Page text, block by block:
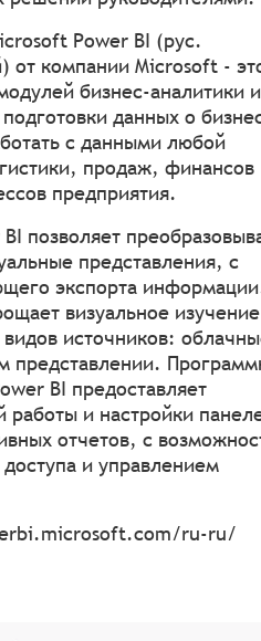
Power BI (рус.
от компании Microsoft -
бизнес-аналитики и
данных о
с данными любой
продаж, финансов
предприятия.
позволяет
представления, с
экспорта
визуальное
источников:
представлении.
BI предоставляет
работы и настройки
отчетов, с
и управлением
ru-ru/